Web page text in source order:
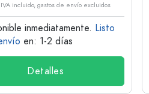
incluido, gastos de envío excluidos
inmediatamente. Listo
en: 1-2 días
Detalles